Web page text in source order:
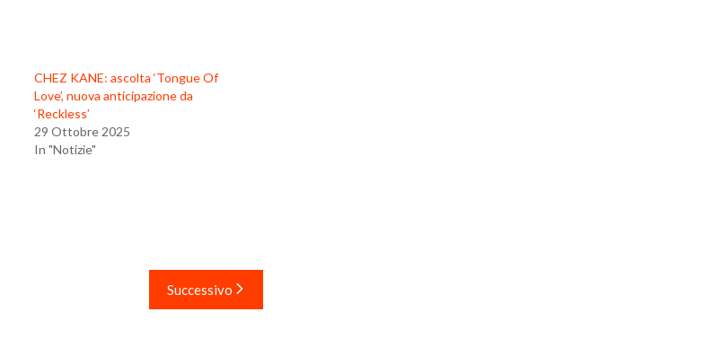
CHEZ KANE: ascolta ‘Tongue Of
Love’, nuova anticipazione da
‘Reckless’
29 Ottobre 2025
In "Notizie"
Successivo